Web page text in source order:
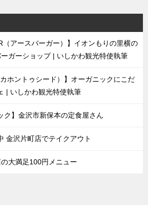
（アースバーガー）】イオンもりの里横の
ガーショップ | いしかわ観光特使執筆
ホントゥシード）】オーガニックにこだ
| いしかわ観光特使執筆
ク】金沢市新保本の定食屋さん
金沢片町店でテイクアウト
大満足100円メニュー